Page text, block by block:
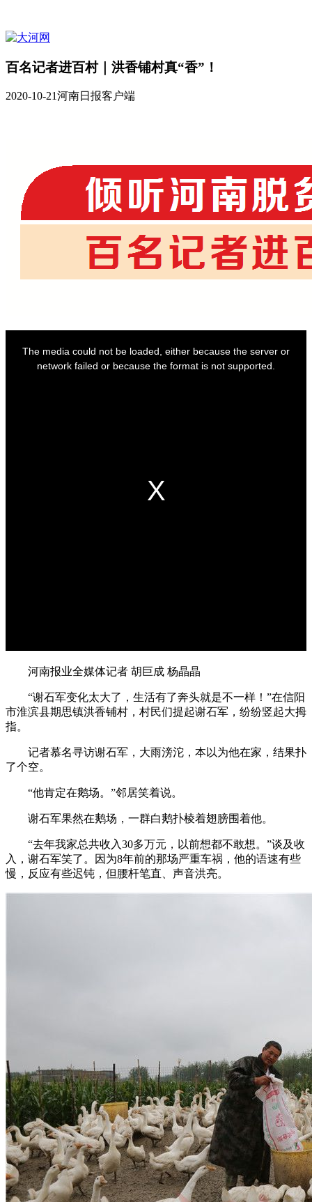
百名记者进百村｜洪香铺村真“香”！
2020-10-21河南日报客户端
河南报业全媒体记者 胡巨成 杨晶晶
“谢石军变化太大了，生活有了奔头就是不一样！”在信阳
市淮滨县期思镇洪香铺村，村民们提起谢石军，纷纷竖起大拇
指。
记者慕名寻访谢石军，大雨滂沱，本以为他在家，结果扑
了个空。
“他肯定在鹅场。”邻居笑着说。
谢石军果然在鹅场，一群白鹅扑棱着翅膀围着他。
“去年我家总共收入30多万元，以前想都不敢想。”谈及收
入，谢石军笑了。因为8年前的那场严重车祸，他的语速有些
慢，反应有些迟钝，但腰杆笔直、声音洪亮。